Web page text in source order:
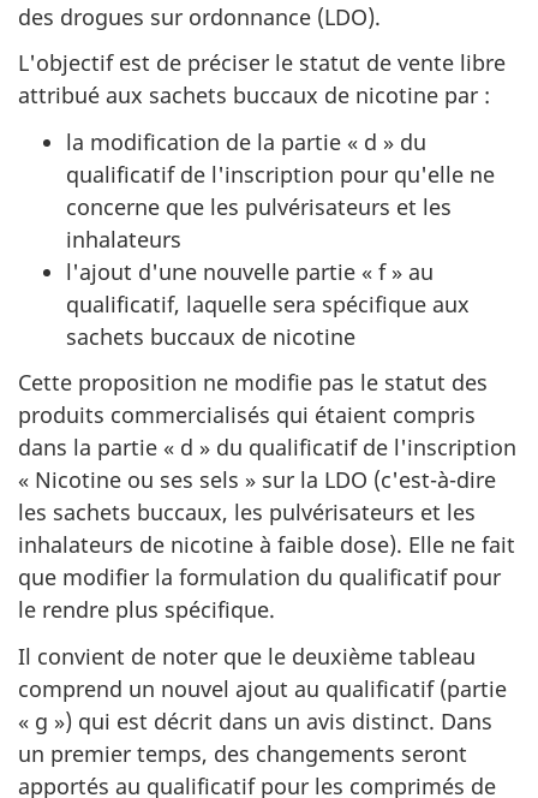
des drogues sur ordonnance (LDO).
L'objectif est de préciser le statut de vente libre
attribué aux sachets buccaux de nicotine par :
la modification de la partie « d » du
qualificatif de l'inscription pour qu'elle ne
concerne que les pulvérisateurs et les
inhalateurs
l'ajout d'une nouvelle partie « f » au
qualificatif, laquelle sera spécifique aux
sachets buccaux de nicotine
Cette proposition ne modifie pas le statut des
produits commercialisés qui étaient compris
dans la partie « d » du qualificatif de l'inscription
« Nicotine ou ses sels » sur la LDO (c'est-à-dire
les sachets buccaux, les pulvérisateurs et les
inhalateurs de nicotine à faible dose). Elle ne fait
que modifier la formulation du qualificatif pour
le rendre plus spécifique.
Il convient de noter que le deuxième tableau
comprend un nouvel ajout au qualificatif (partie
« g ») qui est décrit dans un avis distinct. Dans
un premier temps, des changements seront
apportés au qualificatif pour les comprimés de